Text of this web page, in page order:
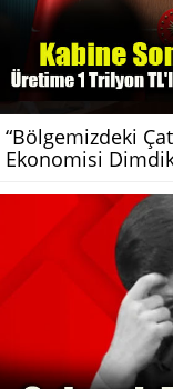
“Bölgemizdeki
Ekonomisi